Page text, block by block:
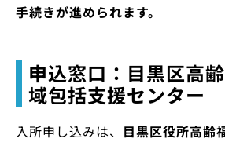
手続きが進められます。
申込窓口：目黒区高
域包括支援センター
入所申し込みは、 目黒区役所高齢